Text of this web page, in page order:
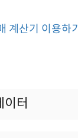
계산기 이용하기
이터